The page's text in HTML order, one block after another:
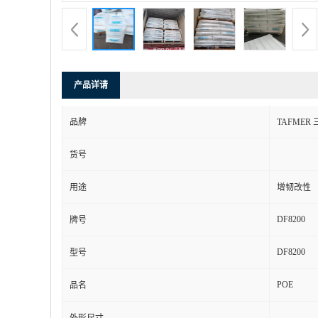
产品详请
品牌 TAFMER
货号
用途 增韧改性
牌号 DF8200
型号 DF8200
品名 POE